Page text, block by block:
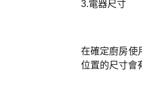
3.電器尺寸
在確定廚房使
位置的尺寸會